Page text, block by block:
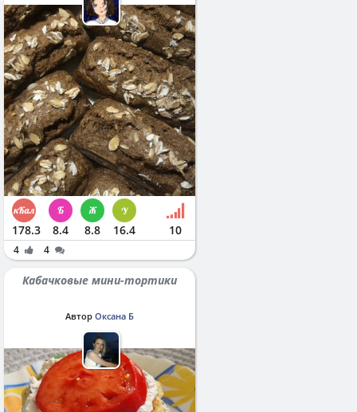
178.3 8.4 8.8 16.4 10
4 4
Кабачковые мини-тортики
Автор Оксана Б